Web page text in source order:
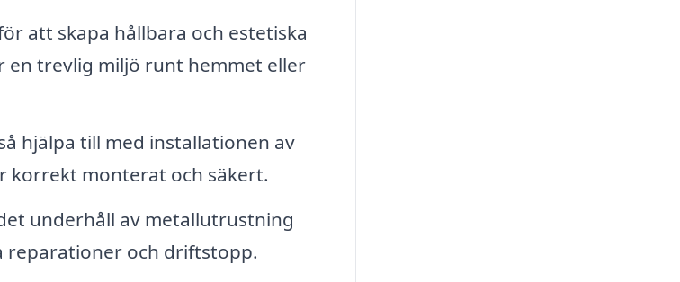
att skapa hållbara och estetiska
en trevlig miljö runt hemmet eller
hjälpa till med installationen av
korrekt monterat och säkert.
underhåll av metallutrustning
reparationer och driftstopp.